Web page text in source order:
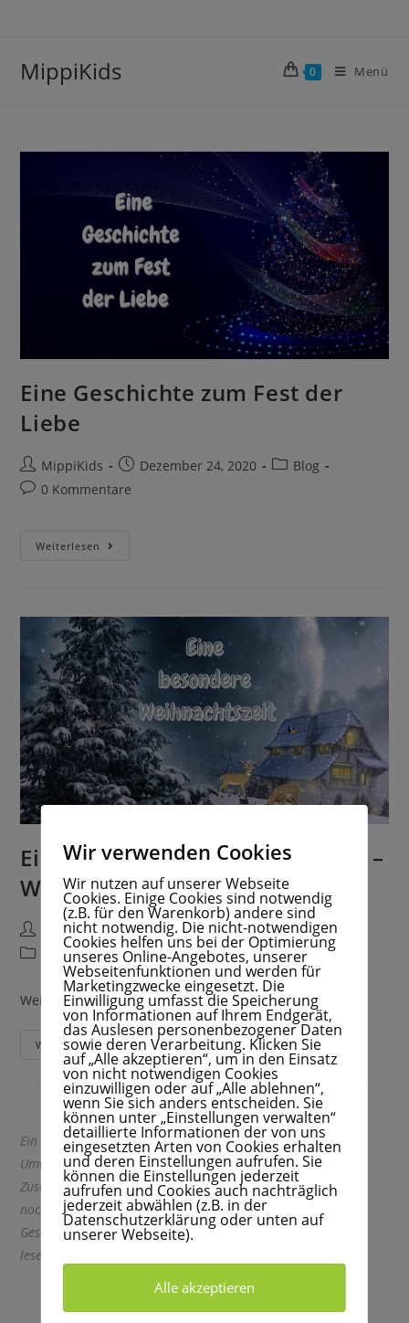
MippiKids 0 Menü
Eine Geschichte zum Fest der
Liebe
MippiKids Dezember 24, 2020
Blog
0 Kommentare
Weiterlesen
Eine besondere Weihnachtszeit –
Weihnachtsgeschichte
MippiKids
Dezember 18, 2020
Märchenzauber
4 Kommentare
Weiter zu Mippis Märchenzauber →
Weiterlesen
Ein Buch über die Natur,
Umweltschutz, Empathie,
Zusammenhalt, Mut… und
noch viel mehr.. Eine
Geschichte die jede/jeder
lesen sollte.
Wir verwenden Cookies
Wir nutzen auf unserer Webseite
Cookies. Einige Cookies sind notwendig
(z.B. für den Warenkorb) andere sind
nicht notwendig. Die nicht-notwendigen
Cookies helfen uns bei der Optimierung
unseres Online-Angebotes, unserer
Webseitenfunktionen und werden für
Marketingzwecke eingesetzt. Die
Einwilligung umfasst die Speicherung
von Informationen auf Ihrem Endgerät,
das Auslesen personenbezogener Daten
sowie deren Verarbeitung. Klicken Sie
auf „Alle akzeptieren“, um in den Einsatz
von nicht notwendigen Cookies
einzuwilligen oder auf „Alle ablehnen“,
wenn Sie sich anders entscheiden. Sie
können unter „Einstellungen verwalten“
detaillierte Informationen der von uns
eingesetzten Arten von Cookies erhalten
und deren Einstellungen aufrufen. Sie
können die Einstellungen jederzeit
aufrufen und Cookies auch nachträglich
jederzeit abwählen (z.B. in der
Datenschutzerklärung oder unten auf
unserer Webseite).
Alle akzeptieren